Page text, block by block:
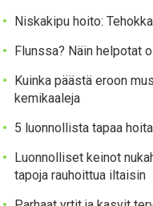
Niskakipu hoito:
Flunssa? Näin helpotat
Kuinka päästä eroon
kemikaaleja
5 luonnollista tapaa
Luonnolliset keinot
tapoja rauhoittua iltaisin